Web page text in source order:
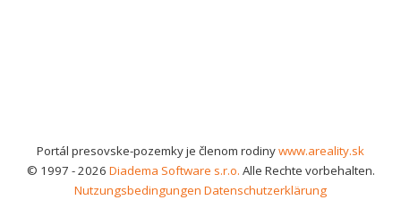
Portál presovske-pozemky je členom rodinywww.areality.sk
© 1997 - 2026 Diadema Software s.r.o. Alle Rechte vorbehalten.
Nutzungsbedingungen Datenschutzerklärung